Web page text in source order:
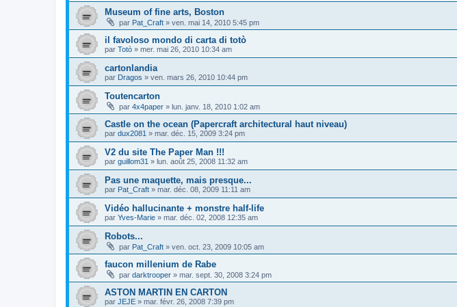
Museum of fine arts, Boston
par Pat_Craft » ven. mai 14, 2010 5:45 pm
il favoloso mondo di carta di totò
par Totò » mer. mai 26, 2010 10:34 am
cartonlandia
par Dragos » ven. mars 26, 2010 10:44 pm
Toutencarton
par 4x4paper » lun. janv. 18, 2010 1:02 am
Castle on the ocean (Papercraft architectural haut niveau)
par dux2081 » mar. déc. 15, 2009 3:24 pm
V2 du site The Paper Man !!!
par guillom31 » lun. août 25, 2008 11:32 am
Pas une maquette, mais presque...
par Pat_Craft » mar. déc. 08, 2009 11:11 am
Vidéo hallucinante + monstre half-life
par Yves-Marie » mar. déc. 02, 2008 12:35 am
Robots...
par Pat_Craft » ven. oct. 23, 2009 10:05 am
faucon millenium de Rabe
par darktrooper » mar. sept. 30, 2008 3:24 pm
ASTON MARTIN EN CARTON
par JEJE » mar. févr. 26, 2008 7:39 pm